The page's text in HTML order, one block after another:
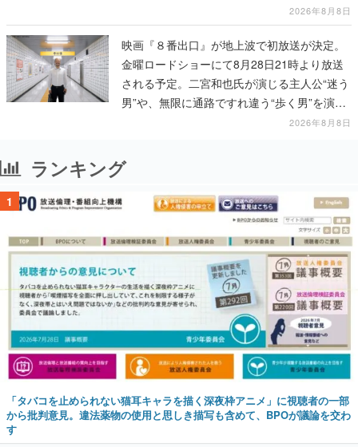
人間を増やし、加工して神に捧げる2026年8月8日
映画『８番出口』が地上波で初放送が決定。
金曜ロードショーにて8月28日21時より放送
される予定。二宮和也氏が演じる主人公“迷う
男”や、無限に通路ですれ違う“歩く男”を演じ
2026年8月8日
ランキング
1
「タバコを止められない猫耳キャラを描く深夜枠アニメ」に視聴者の一部
から批判意見。違法薬物の使用と思しき描写も含めて、BPOが議論を交わ
す